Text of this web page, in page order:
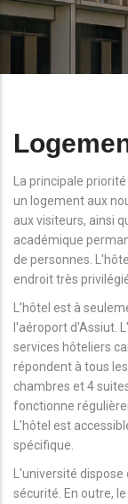
La principale
un logement aux
aux visiteurs, ainsi
académique
de personnes.
endroit très
L’hôtel est à
l'aéroport d'Assiut.
services hôteliers
répondent à tous
chambres et 4
fonctionne
L'hôtel est
spécifique.
L'université dispose
sécurité. En outre,